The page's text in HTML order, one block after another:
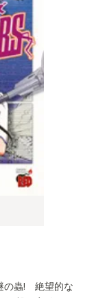
の蟲! 絶望的な